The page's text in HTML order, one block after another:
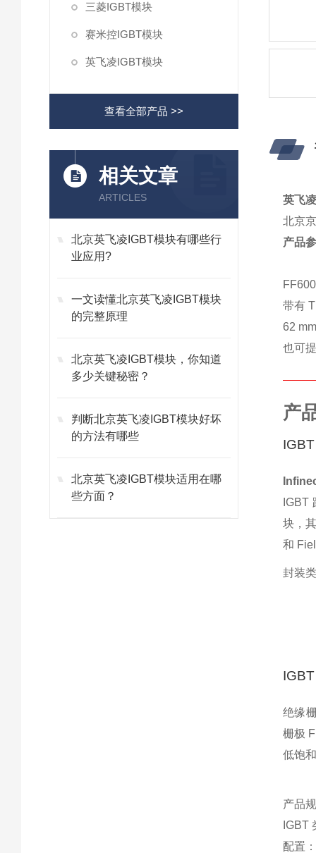
三菱IGBT模块
赛米控IGBT模块
英飞凌IGBT模块
查看全部产品 >>
相关文章
ARTICLES
北京英飞凌IGBT模块有哪些行
业应用?
一文读懂北京英飞凌IGBT模块
的完整原理
北京英飞凌IGBT模块，你知道
多少关键秘密？
判断北京英飞凌IGBT模块好坏
的方法有哪些
北京英飞凌IGBT模块适用在哪
些方面？
英飞
北京
产品
带有
62
也可
产
IGBT
块，
和
封装
绝缘
栅极
低饱
产品
IGBT
配置